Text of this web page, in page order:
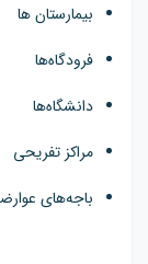
بیمارستان ها
فرودگاه‌ها
دانشگاه‌ها
مراکز تفریحی
باجه‌های